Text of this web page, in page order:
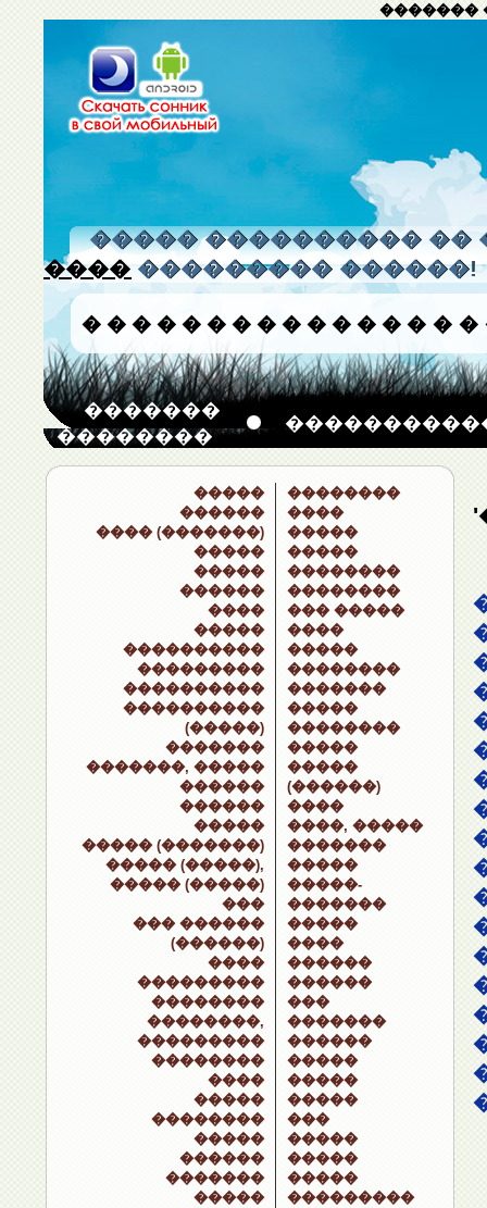
�������
����� ���������� ��
���� ��������� ������!
� � � � � � � � � � � � � � � �
�������
��������
�����
������
���� (�������)
�����
�����
������
����
�����
����������
���������
����������
����������
(�����)
�������
�������, �����
������
������
�����
����� (�������)
����� (�����),
����� (�����)
���
��� ������
(������)
����
���������
��������
��������,
���������
��������
����
�����
��������
�����
������
�������
�����
��������
����
�����
�����
��������
��������
��� �����
����
�����
��������
�������
�����
��������
�����
�����
(������)
����
����, �����
�������
�����
�����-
�������
�����
����
������
������
���
�������
������
�����
�����
�����
���
�����
�����
�����
���������